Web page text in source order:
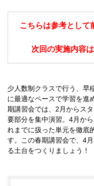
こちらは参考として
次回の実施内容
少人数制クラスで行う、早
に最適なペースで学習を進
期講習会では、2月からス
要部分を集中演習。4月か
れまでに扱った単元を徹底
す。この春期講習会で、4
る土台をつくりましょう！